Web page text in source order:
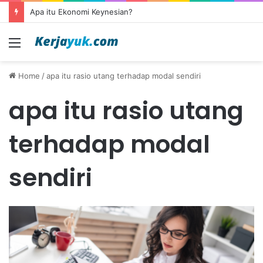
Apa itu Ekonomi Keynesian?
Menu
Home /apa itu rasio utang terhadap modal sendiri
apa itu rasio utang
terhadap modal
sendiri